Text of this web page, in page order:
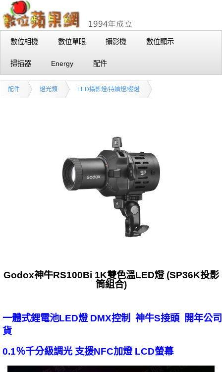
數位相機 數位單眼 攝影機 數位顯示
掃描器 Energy 配件
配件 燈光類 LED攝影燈/持續燈/棚燈
Godox神牛RS100Bi 1K雙色溫LED燈 (SP36K投影
筒組合)
一體式鋰電池LED燈 DMX控制 神牛S接頭 開年公司
貨
0.1％千分級調光 支援NFC加燈 LCD螢幕